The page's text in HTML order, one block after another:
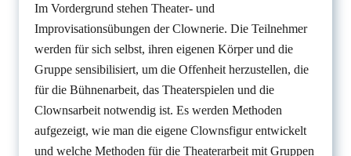
Im Vordergrund stehen Theater- und
Improvisationsübungen der Clownerie. Die Teilnehmer
werden für sich selbst, ihren eigenen Körper und die
Gruppe sensibilisiert, um die Offenheit herzustellen, die
für die Bühnenarbeit, das Theaterspielen und die
Clownsarbeit notwendig ist. Es werden Methoden
aufgezeigt, wie man die eigene Clownsfigur entwickelt
und welche Methoden für die Theaterarbeit mit Gruppen